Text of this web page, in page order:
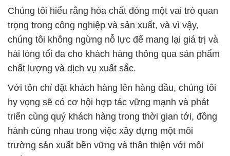
Chúng tôi hiểu rằng hóa chất đóng một vai trò quan
trọng trong công nghiệp và sản xuất, và vì vậy,
chúng tôi không ngừng nỗ lực để mang lại giá trị và
hài lòng tối đa cho khách hàng thông qua sản phẩm
chất lượng và dịch vụ xuất sắc.
Với tôn chỉ đặt khách hàng lên hàng đầu, chúng tôi
hy vọng sẽ có cơ hội hợp tác vững mạnh và phát
triển cùng quý khách hàng trong thời gian tới, đồng
hành cùng nhau trong việc xây dựng một môi
trường sản xuất bền vững và thân thiện với môi